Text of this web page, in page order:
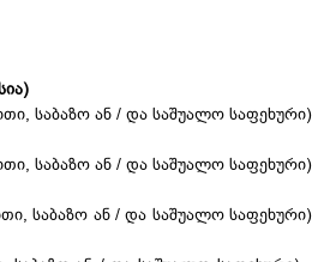
საბაზო ან / და საშუალო საფეხური)
საბაზო ან / და საშუალო საფეხური)
საბაზო ან / და საშუალო საფეხური)